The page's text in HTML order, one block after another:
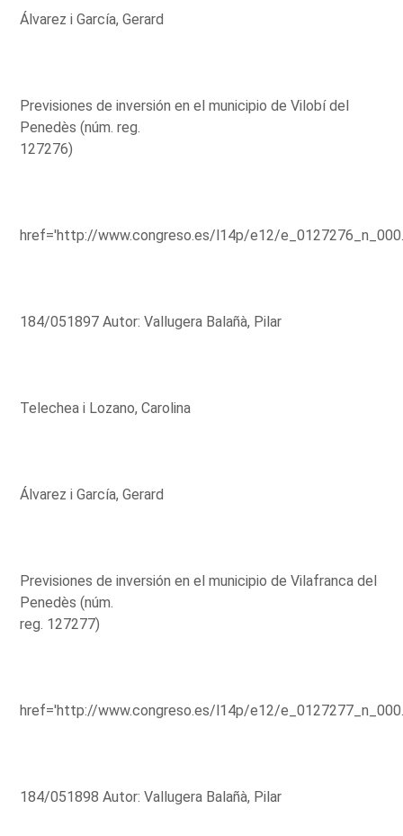
Álvarez i García, Gerard
Previsiones de inversión en el municipio de Vilobí del
Penedès (núm. reg.
127276)
href='http://www.congreso.es/l14p/e12/
184/051897 Autor: Vallugera Balañà, Pilar
Telechea i Lozano, Carolina
Álvarez i García, Gerard
Previsiones de inversión en el municipio de Vilafranca del
Penedès (núm.
reg. 127277)
href='http://www.congreso.es/l14p/e12/
184/051898 Autor: Vallugera Balañà, Pilar